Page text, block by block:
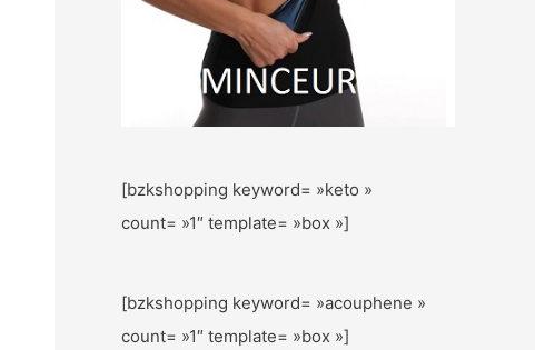
[bzkshopping keyword= »keto »
count= »1″ template= »box »]
[bzkshopping keyword= »acouphene »
count= »1″ template= »box »]